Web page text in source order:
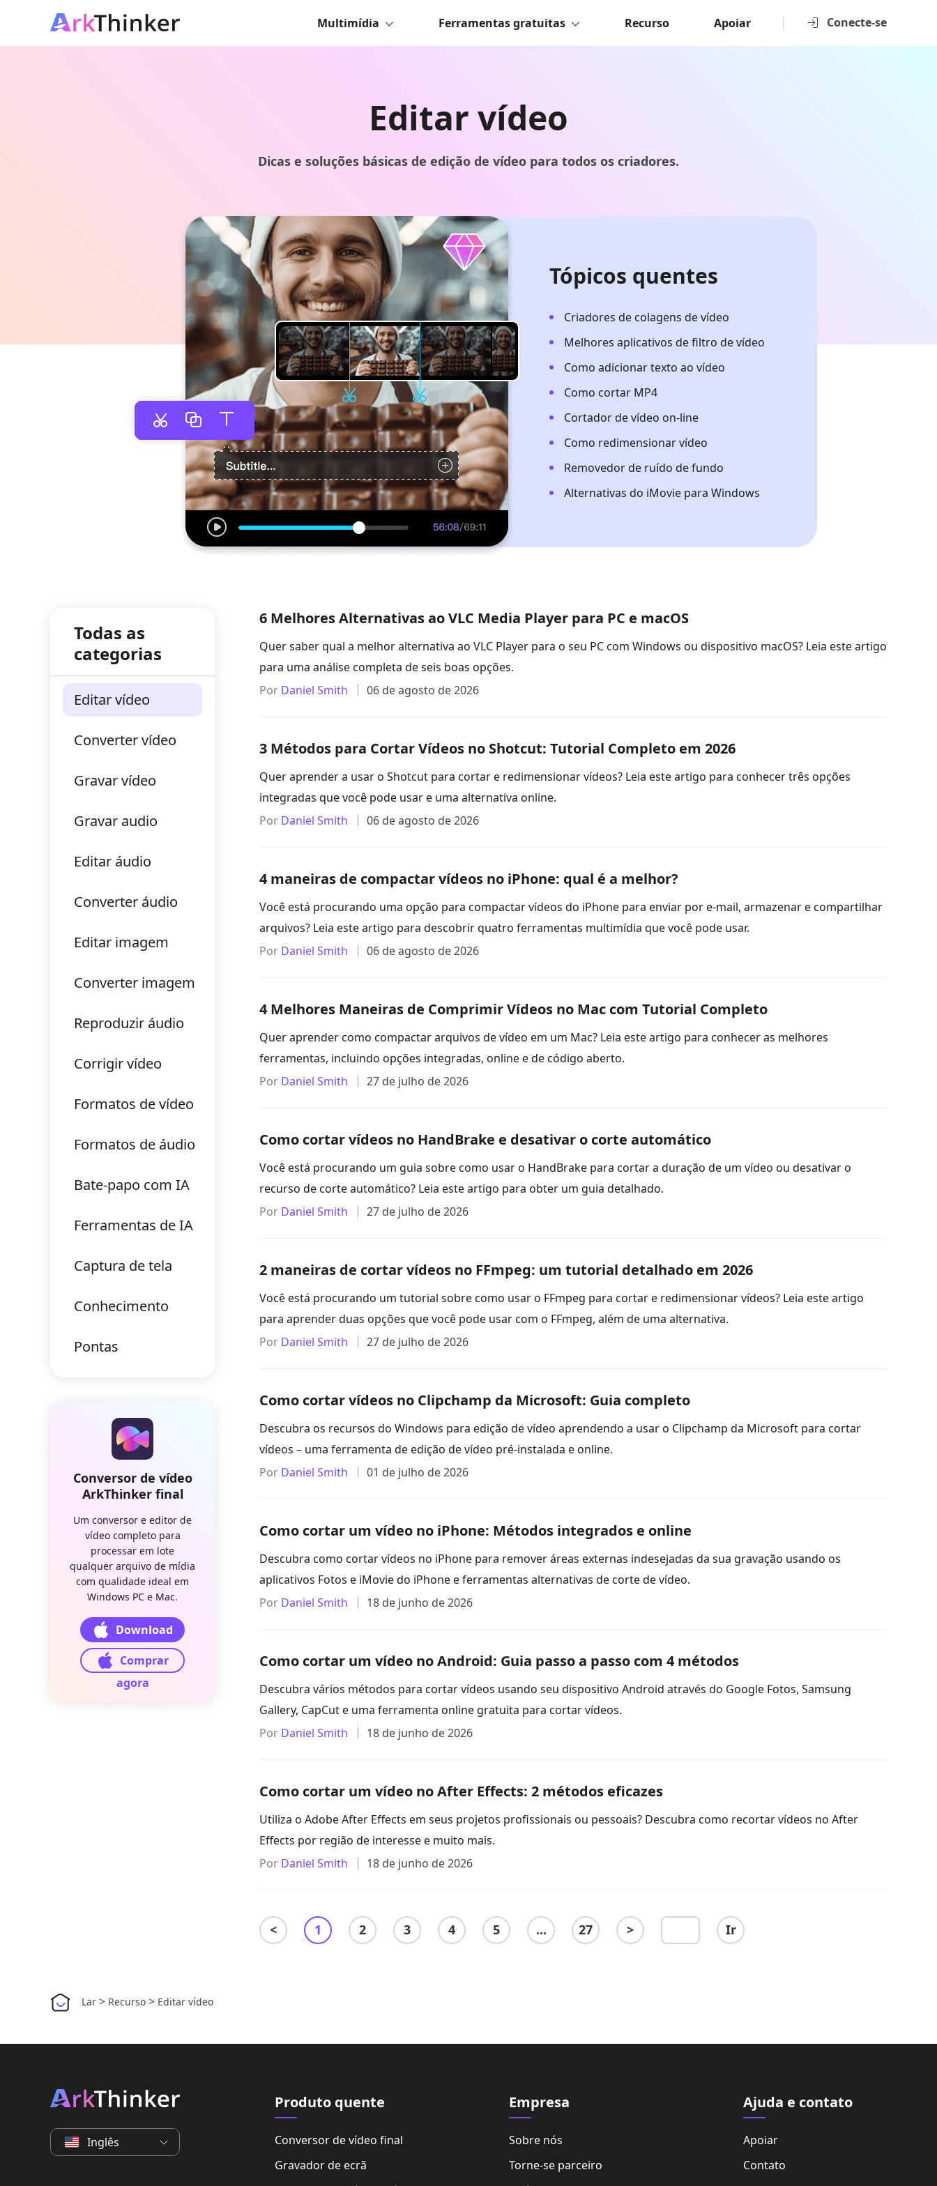
Conecte-se
Multimídia Ferramentas gratuitas Recurso Apoiar
Editar vídeo
Dicas e soluções básicas de edição de vídeo para todos os criadores.
Tópicos quentes
Criadores de colagens de vídeo
Melhores aplicativos de filtro de vídeo
Como adicionar texto ao vídeo
Como cortar MP4
Cortador de vídeo on-line
Como redimensionar vídeo
Removedor de ruído de fundo
Alternativas do iMovie para Windows
Todas as
categorias
Editar vídeo
Converter vídeo
Gravar vídeo
Gravar audio
Editar áudio
Converter áudio
Editar imagem
Converter imagem
Reproduzir áudio
Corrigir vídeo
Formatos de vídeo
Formatos de áudio
Bate-papo com IA
Ferramentas de IA
Captura de tela
Conhecimento
Pontas
Conversor de vídeo
ArkThinker final
Um conversor e editor de
vídeo completo para
processar em lote
qualquer arquivo de mídia
com qualidade ideal em
Windows PC e Mac.
Download
Comprar
agora
6 Melhores Alternativas ao VLC Media Player para PC e macOS
Quer saber qual a melhor alternativa ao VLC Player para o seu PC com Windows ou dispositivo macOS? Leia este artigo
para uma análise completa de seis boas opções.
Por Daniel Smith 06 de agosto de 2026
3 Métodos para Cortar Vídeos no Shotcut: Tutorial Completo em 2026
Quer aprender a usar o Shotcut para cortar e redimensionar vídeos? Leia este artigo para conhecer três opções
integradas que você pode usar e uma alternativa online.
Por Daniel Smith 06 de agosto de 2026
4 maneiras de compactar vídeos no iPhone: qual é a melhor?
Você está procurando uma opção para compactar vídeos do iPhone para enviar por e-mail, armazenar e compartilhar
arquivos? Leia este artigo para descobrir quatro ferramentas multimídia que você pode usar.
Por Daniel Smith 06 de agosto de 2026
4 Melhores Maneiras de Comprimir Vídeos no Mac com Tutorial Completo
Quer aprender como compactar arquivos de vídeo em um Mac? Leia este artigo para conhecer as melhores
ferramentas, incluindo opções integradas, online e de código aberto.
Por Daniel Smith 27 de julho de 2026
Como cortar vídeos no HandBrake e desativar o corte automático
Você está procurando um guia sobre como usar o HandBrake para cortar a duração de um vídeo ou desativar o
recurso de corte automático? Leia este artigo para obter um guia detalhado.
Por Daniel Smith 27 de julho de 2026
2 maneiras de cortar vídeos no FFmpeg: um tutorial detalhado em 2026
Você está procurando um tutorial sobre como usar o FFmpeg para cortar e redimensionar vídeos? Leia este artigo
para aprender duas opções que você pode usar com o FFmpeg, além de uma alternativa.
Por Daniel Smith 27 de julho de 2026
Como cortar vídeos no Clipchamp da Microsoft: Guia completo
Descubra os recursos do Windows para edição de vídeo aprendendo a usar o Clipchamp da Microsoft para cortar
vídeos – uma ferramenta de edição de vídeo pré-instalada e online.
Por Daniel Smith 01 de julho de 2026
Como cortar um vídeo no iPhone: Métodos integrados e online
Descubra como cortar vídeos no iPhone para remover áreas externas indesejadas da sua gravação usando os
aplicativos Fotos e iMovie do iPhone e ferramentas alternativas de corte de vídeo.
Por Daniel Smith 18 de junho de 2026
Como cortar um vídeo no Android: Guia passo a passo com 4 métodos
Descubra vários métodos para cortar vídeos usando seu dispositivo Android através do Google Fotos, Samsung
Gallery, CapCut e uma ferramenta online gratuita para cortar vídeos.
Por Daniel Smith 18 de junho de 2026
Como cortar um vídeo no After Effects: 2 métodos eficazes
Utiliza o Adobe After Effects em seus projetos profissionais ou pessoais? Descubra como recortar vídeos no After
Effects por região de interesse e muito mais.
Por Daniel Smith 18 de junho de 2026
< 1 2 3 4 5 ... 27 > Ir
Lar > Recurso > Editar vídeo
Inglês
Produto quente
Conversor de vídeo final
Gravador de ecrã
Empresa
Sobre nós
Torne-se parceiro
Ajuda e contato
Apoiar
Contato